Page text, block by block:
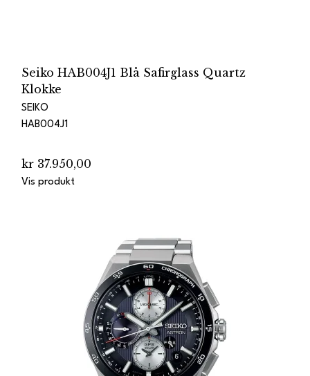
Seiko HAB004J1 Blå Safirglass Quartz
Klokke
SEIKO
HAB004J1
kr 37.950,00
Vis produkt